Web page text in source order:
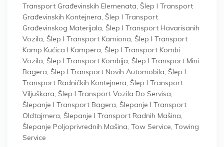
Transport Građevinskih Elemenata, Šlep I Transport
Građevinskih Kontejnera, Šlep I Transport
Građevinskog Materijala, Šlep I Transport Havarisanih
Vozila, Šlep I Transport Kamiona, Šlep I Transport
Kamp Kućica I Kampera, Šlep I Transport Kombi
Vozila, Šlep I Transport Kombija, Šlep I Transport Mini
Bagera, Šlep I Transport Novih Automobila, Šlep I
Transport Radničkih Kontejnera, Šlep I Transport
Viljuškara, Šlep I Transport Vozila Do Servisa,
Šlepanje I Transport Bagera, Šlepanje I Transport
Oldtajmera, Šlepanje I Transport Radnih Mašina,
Šlepanje Poljoprivrednih Mašina, Tow Service, Towing
Service